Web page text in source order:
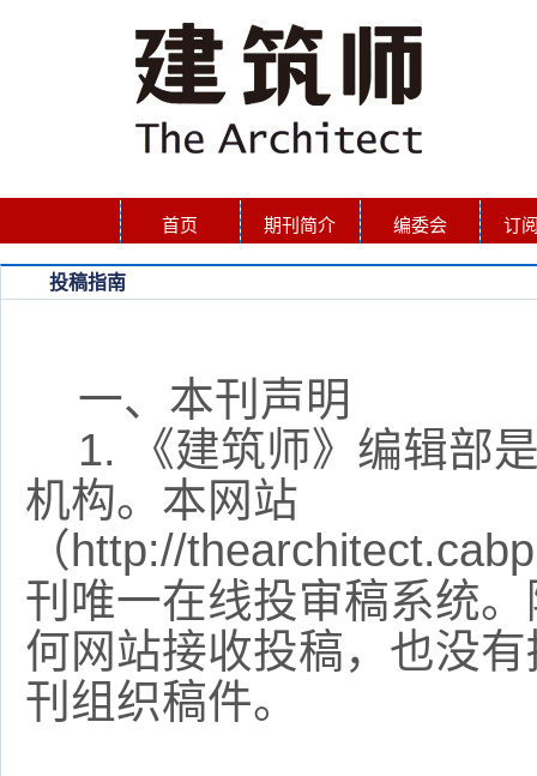
首页 期刊简介 编委会 订
投稿指南
一、本刊声明
1.
《建筑师》编辑部
机构。本网站
（ http://
刊唯一在线投审稿系统
何网站接收投稿，也没
刊组织稿件。